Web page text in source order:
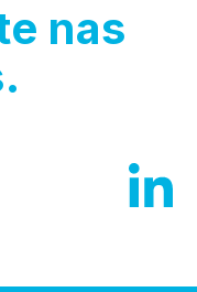
nas